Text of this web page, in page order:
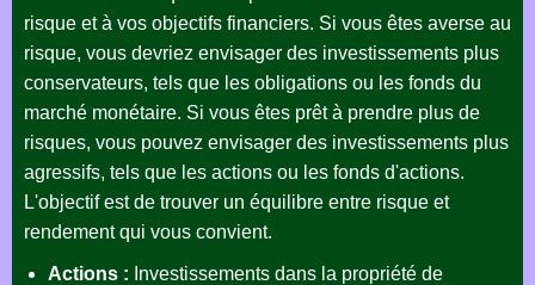
risque et à vos objectifs financiers. Si vous êtes averse au
risque, vous devriez envisager des investissements plus
conservateurs, tels que les obligations ou les fonds du
marché monétaire. Si vous êtes prêt à prendre plus de
risques, vous pouvez envisager des investissements plus
agressifs, tels que les actions ou les fonds d'actions.
L'objectif est de trouver un équilibre entre risque et
rendement qui vous convient.
Actions : Investissements dans la propriété de